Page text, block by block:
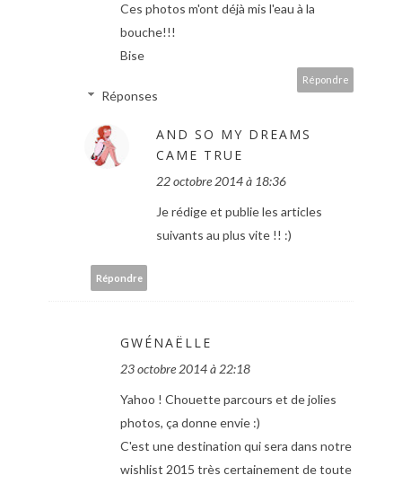
Ces photos m'ont déjà mis l'eau à la
bouche!!!
Bise
Répondre
Réponses
AND SO MY DREAMS
CAME TRUE
22 octobre 2014 à 18:36
Je rédige et publie les articles
suivants au plus vite !! :)
Répondre
GWÉNAËLLE
23 octobre 2014 à 22:18
Yahoo ! Chouette parcours et de jolies
photos, ça donne envie :)
C'est une destination qui sera dans notre
wishlist 2015 très certainement de toute